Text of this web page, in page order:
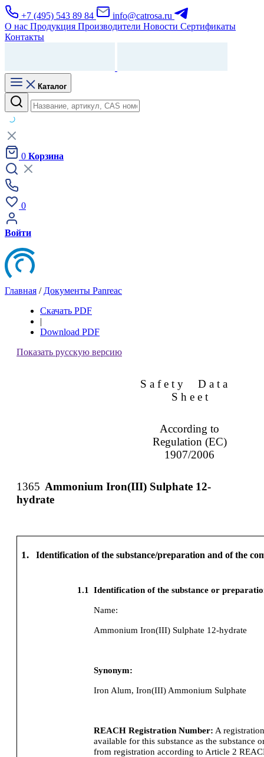
+7 (495) 543 89 84
info@catrosa.ru
О нас Продукция Производители Новости Сертификаты
Контакты
Каталог
0 Корзина
0
Войти
Главная / Документы Panreac
Скачать PDF
|
Download PDF
Показать русскую версию
S a f e t y
D a t a
S h e e t
According to
Regulation (EC)
1907/2006
1365 Ammonium Iron(III) Sulphate 12-
hydrate
1. Identification of the substance/preparation and of the
1.1 Identification of the substance or
Name:
Ammonium Iron(III) Sulphate 12-hydrate
Synonym:
Iron Alum, Iron(III) Ammonium Sulphate
REACH Registration Number: A
available for this substance as the substance
from registration according to Article 2